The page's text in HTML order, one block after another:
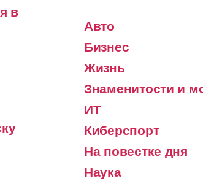
в
Авто
Бизнес
Жизнь
Знаменитости и
ИТ
Киберспорт
На повестке дня
Наука